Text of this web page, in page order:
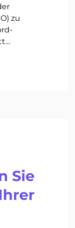
zu
Sie